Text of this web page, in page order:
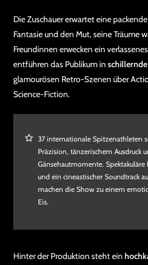
Die Zuschauer erwartet eine
Fantasie und den Mut, seine Träume
Freundinnen erwecken ein
entführen das Publikum in
glamourösen Retro-Szenen über
Science-Fiction.
37 internationale Spitzenathleten
Präzision, tänzerischem Ausdruck
Gänsehautmomente.
und ein cineastischer Soundtrack
machen die Show zu einem
Eis.
Hinter der Produktion steht ein